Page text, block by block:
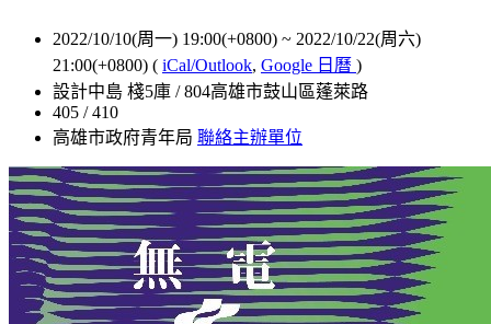
2022/10/10(周一) 19:00(+0800) ~ 2022/10/22(周六)
21:00(+0800) ( iCal/Outlook, Google 日曆 )
設計中島 棧5庫 / 804高雄市鼓山區蓬萊路
405 / 410
高雄市政府青年局 聯絡主辦單位